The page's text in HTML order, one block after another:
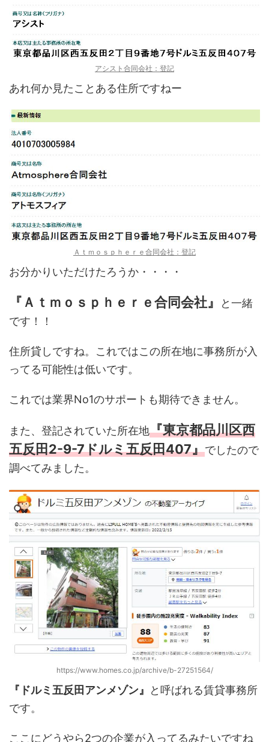
アシスト合同会社：登記
あれ何か見たことある住所ですねー
Ａｔｍｏｓｐｈｅｒｅ合同会社：登記
お分かりいただけたろうか・・・・
『Ａｔｍｏｓｐｈｅｒｅ合同会社』
と一緒
です！！
住所貸しですね。これではこの所在地に事務所が入
ってる可能性は低いです。
これでは業界No1のサポートも期待できません。
また、登記されていた所在地『東京都品川区西
五反田2-9-7ドルミ五反田407』でしたので
調べてみました。
https://www.homes.co.jp/archive/b-27251564/
『ドルミ五反田アンメゾン』
と呼ばれる賃貸事務所
です。
ここにどうやら2つの企業が入ってるみたいですね